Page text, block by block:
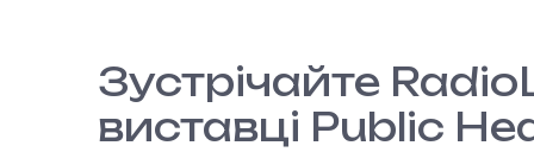
Зустрічайте
виставці Public